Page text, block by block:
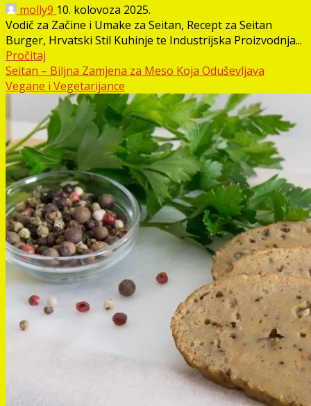
molly9 10. kolovoza 2025.
Vodič za Začine i Umake za Seitan, Recept za Seitan
Burger, Hrvatski Stil Kuhinje te Industrijska Proizvodnja...
Pročitaj
Seitan – Biljna Zamjena za Meso Koja Oduševljava
Vegane i Vegetarijance